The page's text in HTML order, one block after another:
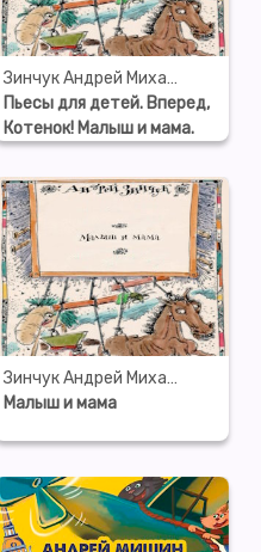
Зинчук Андрей Михайлович
Пьесы для детей. Вперед,
Котенок! Малыш и мама.
Зеленый Марабу
Зинчук Андрей Михайлович
Малыш и мама